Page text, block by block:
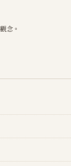
念。